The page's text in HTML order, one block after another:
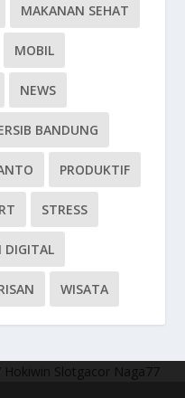
MAKANAN SEHAT
MOBIL
NEWS
BANDUNG
PRODUKTIF
STRESS
DIGITAL
WISATA
Hokiwin Slotgacor Naga77